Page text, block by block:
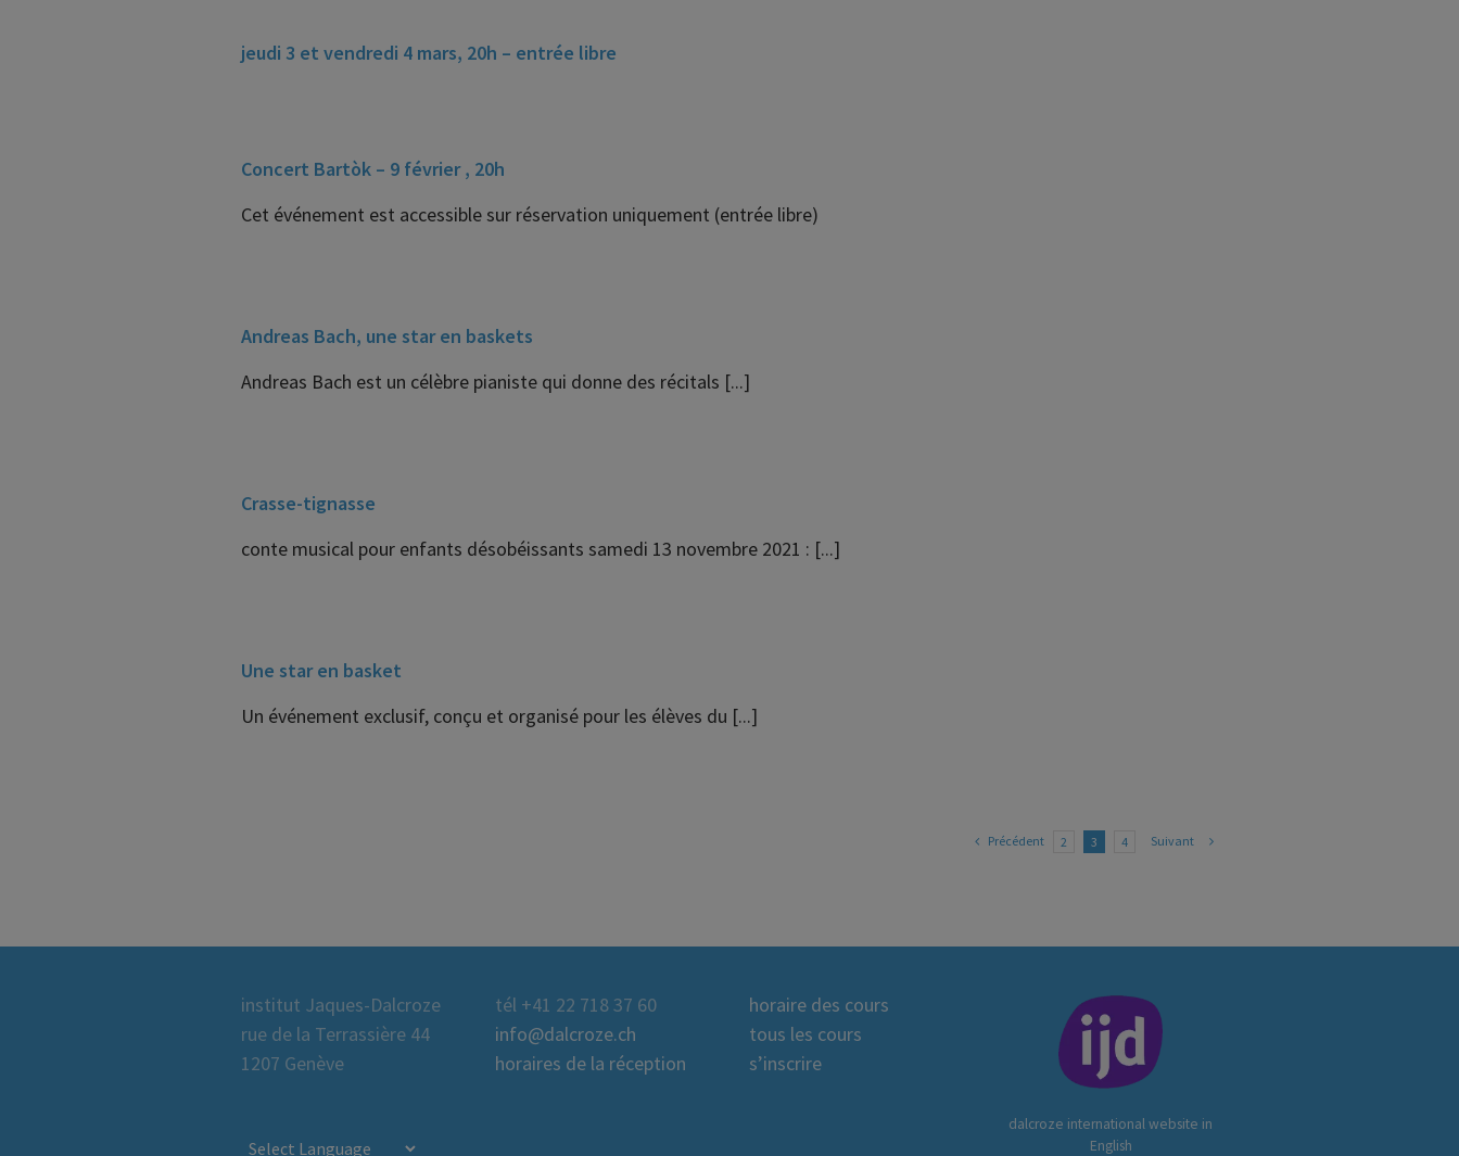
jeudi 3 et vendredi 4 mars, 20h – entrée libre
Concert Bartòk – 9 février , 20h
Cet événement est accessible sur réservation uniquement (entrée libre)
Andreas Bach, une star en baskets
Andreas Bach est un célèbre pianiste qui donne des récitals [...]
Crasse-tignasse
conte musical pour enfants désobéissants samedi 13 novembre 2021 : [...]
Une star en basket
Un événement exclusif, conçu et organisé pour les élèves du [...]
Précédent 2 3 4 Suivant
institut Jaques-Dalcroze
rue de la Terrassière 44
1207 Genève
tél +41 22 718 37 60
info@dalcroze.ch
horaires de la réception
horaire des cours
tous les cours
s’inscrire
dalcroze international website in
English